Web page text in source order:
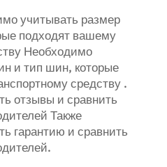
учитывать размер
подходят вашему
Необходимо
и тип шин, которые
средству .
отзывы и сравнить
Также
гарантию и сравнить